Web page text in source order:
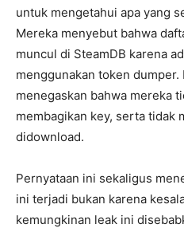
untuk mengetahui apa yang
Mereka menyebut bahwa
muncul di SteamDB karena
menggunakan token dumper.
menegaskan bahwa mereka
membagikan key, serta tidak
didownload.
Pernyataan ini sekaligus
ini terjadi bukan karena
kemungkinan leak ini